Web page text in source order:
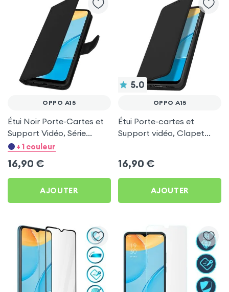
OPPO A15
Étui Noir Porte-Cartes et
Support Vidéo, Série
Chesterfield pour Oppo
+ 1 couleur
16,90 €
AJOUTER
5.0
OPPO A15
Étui Porte-cartes et
Support vidéo, Clapet
16,90 €
AJOUTER